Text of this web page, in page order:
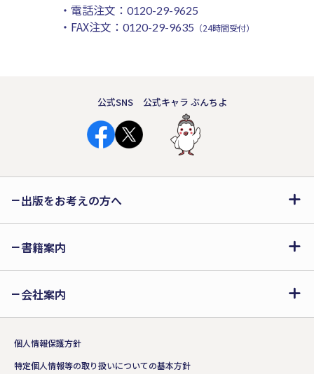
・電話注文： 0120-29-9625
・FAX注文： 0120-29-9635 （24時間受付）
公式SNS 公式キャラ ぶんちよ
出版をお考えの方へ
書籍案内
会社案内
個人情報保護方針
特定個人情報等の取り扱いについての基本方針